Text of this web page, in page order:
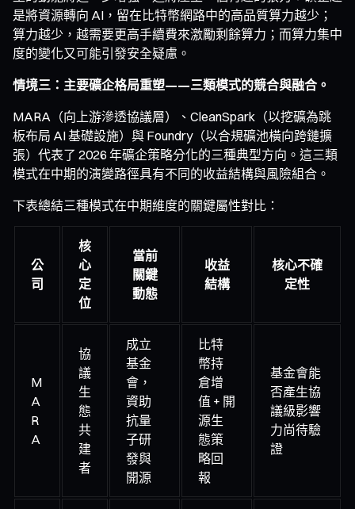
是將資源轉向 AI，留在比特幣網路中的高品質算力越少；
算力越少，越需要更高手續費來激勵剩餘算力；而算力集中
度的變化又可能引發安全疑慮。
情境三：主要礦企格局重塑——三類模式的競合與融合。
MARA（向上游滲透協議層）、CleanSpark（以挖礦為跳
板布局 AI 基礎設施）與 Foundry（以合規礦池橫向跨鏈擴
張）代表了 2026 年礦企策略分化的三種典型方向。這三類
模式在中期的演變路徑具有不同的收益結構與風險組合。
下表總結三種模式在中期維度的關鍵屬性對比：
公
司
核
心
定
位
當前
關鍵
動態
收益
結構
核心不確
定性
M
A
R
A
協
議
生
態
共
建
者
成立
基金
會，
資助
抗量
子研
發與
開源
比特
幣持
倉增
值 + 開
源生
態策
略回
報
基金會能
否產生協
議級影響
力尚待驗
證